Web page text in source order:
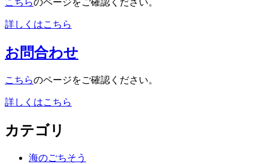
こちらのページをご確認ください。
詳しくはこちら
お問合わせ
こちらのページをご確認ください。
詳しくはこちら
カテゴリ
海のごちそう